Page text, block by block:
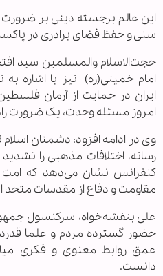
این عالم برجسته دینی بر
سنی و حفظ فضای برادری در
حجت‌الاسلام والمسلمین سید
امام خمینی(ره) نیز با اشاره
ایران در حمایت از آرمان
امروز مسئله وحدت، یک ضرورت
وی در ادامه افزود: دشمنان اسلام
رسانه، اختلافات مذهبی را تشدید
کنفرانس نشان می‌دهد که
مقاومت و دفاع از مقدسات
علی بنفشه‌خواه، سرکنسول
حضور گسترده مردم و علما
عمق روابط معنوی و فکری
دانست.